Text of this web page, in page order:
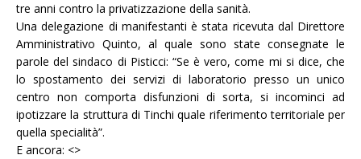
tre anni contro la privatizzazione della sanità.
Una delegazione di manifestanti è stata ricevuta dal Direttore
Amministrativo Quinto, al quale sono state consegnate le
parole del sindaco di Pisticci: “Se è vero, come mi si dice, che
lo spostamento dei servizi di laboratorio presso un unico
centro non comporta disfunzioni di sorta, si incominci ad
ipotizzare la struttura di Tinchi quale riferimento territoriale per
quella specialità”.
E ancora: <>